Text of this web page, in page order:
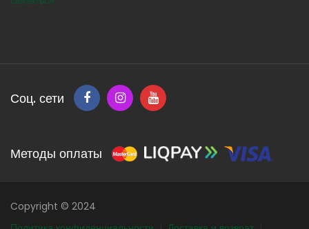
Соц. сети
Методы оплаты
Copyright © 2024